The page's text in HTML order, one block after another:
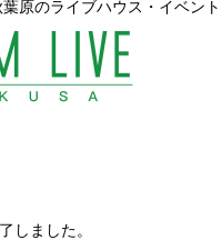
原のライブハウス・イベン
しました。